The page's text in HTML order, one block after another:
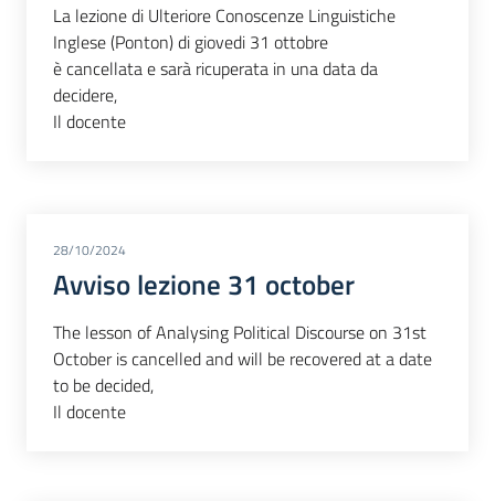
La lezione di Ulteriore Conoscenze Linguistiche
Inglese (Ponton) di giovedi 31 ottobre
è cancellata e sarà ricuperata in una data da
decidere,
Il docente
28/10/2024
Avviso lezione 31 october
The lesson of Analysing Political Discourse on 31st
October is cancelled and will be recovered at a date
to be decided,
Il docente